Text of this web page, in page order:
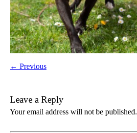
← Previous
Leave a Reply
Your email address will not be published.